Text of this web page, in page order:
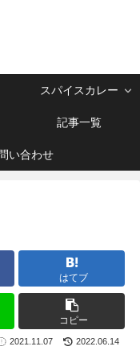
スパイスカレー
記事一覧
い合わせ
はてブ
コピー
2021.11.07 2022.06.14